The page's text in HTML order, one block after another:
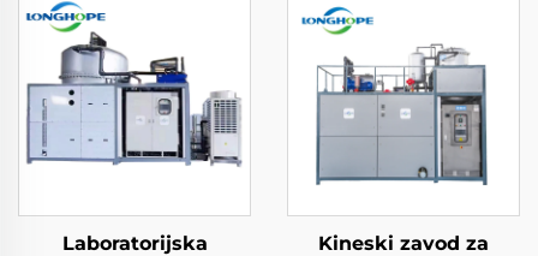
vakuumni evaporator
mašinerije
desaliniziranja
odlaganja otpadne
vode
Laboratorijska
Kineski zavod za